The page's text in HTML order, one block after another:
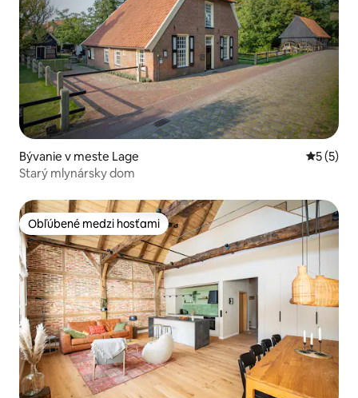
Bývanie v meste Lage
5 (5)
Starý mlynársky dom
Obľúbené medzi hosťami
Obľúbené medzi hosťami